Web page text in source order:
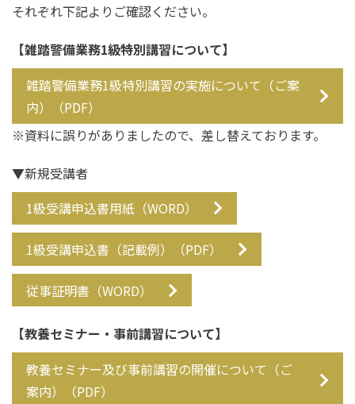
それぞれ下記よりご確認ください。
【雑踏警備業務1級特別講習について】
雑踏警備業務1級特別講習の実施について（ご案
内）（PDF）
※資料に誤りがありましたので、差し替えております。
▼新規受講者
1級受講申込書用紙（WORD）
1級受講申込書（記載例）（PDF）
従事証明書（WORD）
【教養セミナー・事前講習について】
教養セミナー及び事前講習の開催について（ご
案内）（PDF）